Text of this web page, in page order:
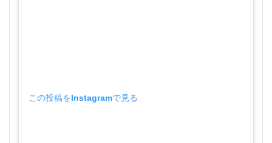
この投稿をInstagramで見る